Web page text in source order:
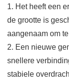
1. Het heeft een
de grootte is
aangenaam om
2. Een nieuwe
snellere
stabiele